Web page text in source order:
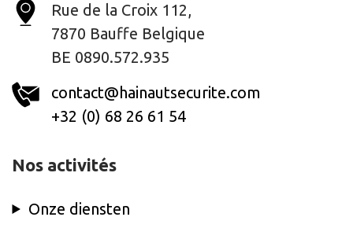
Rue de la Croix 112,
7870 Bauffe Belgique
BE 0890.572.935
contact@hainautsecurite.com
+32 (0) 68 26 61 54
Nos activités
Onze diensten